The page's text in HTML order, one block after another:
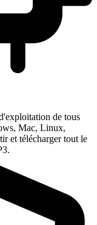
de tous
Mac, Linux,
et télécharger tout le